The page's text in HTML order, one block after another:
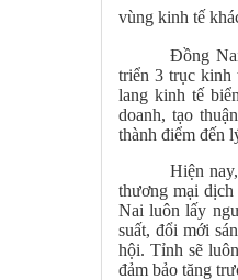
vùng kinh tế
Đồng
triển 3 trục kinh
lang kinh tế
doanh, tạo
thành điểm đến
Hiện
thương mại
Nai luôn lấy
suất, đổi mới
hội. Tỉnh sẽ
đảm bảo tăng